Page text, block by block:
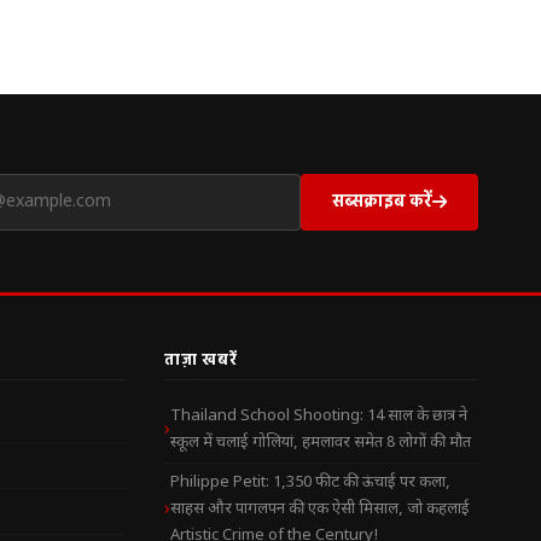
सब्सक्राइब करें
ताज़ा खबरें
Thailand School Shooting: 14 साल के छात्र ने
स्कूल में चलाई गोलियां, हमलावर समेत 8 लोगों की मौत
Philippe Petit: 1,350 फीट की ऊंचाई पर कला,
साहस और पागलपन की एक ऐसी मिसाल, जो कहलाई
Artistic Crime of the Century!